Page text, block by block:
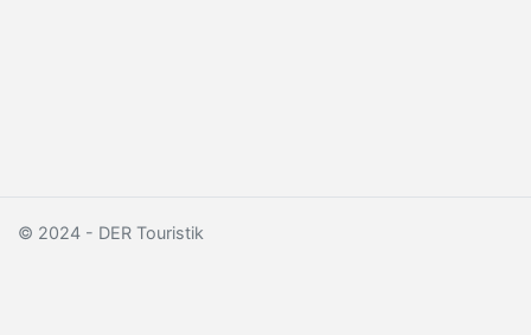
© 2024 - DER Touristik